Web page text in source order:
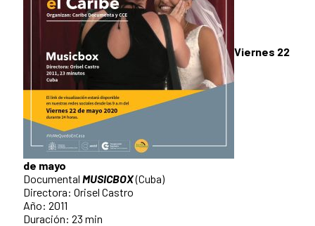
Viernes 22
de mayo
Documental MUSICBOX(Cuba)
Directora: Orisel Castro
Año: 2011
Duración: 23 min